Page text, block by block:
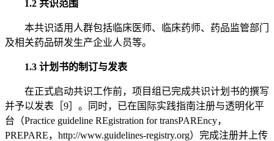
1.2 共识范围
本共识适用人群包括临床医师、临床药师、药品监管部门
及相关药品研发生产企业人员等。
1.3 计划书的制订与发表
在正式启动共识工作前，项目组已完成共识计划书的撰写
并予以发表［9］。同时，已在国际实践指南注册与透明化平
台（Practice guideline REgistration for transPAREncy，
PREPARE，http://www.guidelines-registry.org）完成注册并上传